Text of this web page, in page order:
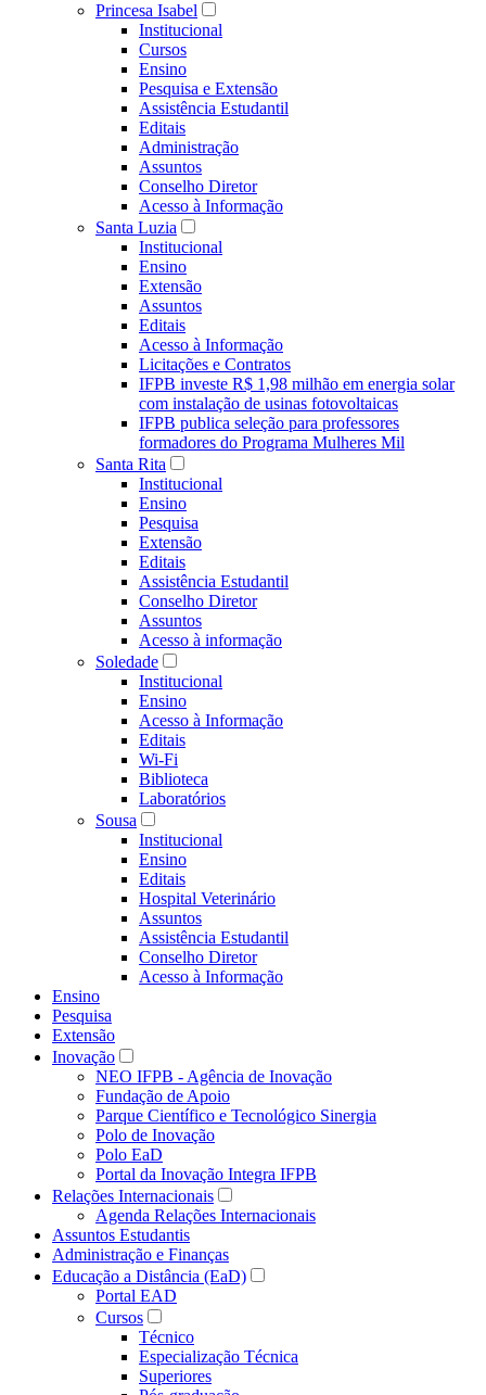
Princesa Isabel
Institucional
Cursos
Ensino
Pesquisa e Extensão
Assistência Estudantil
Editais
Administração
Assuntos
Conselho Diretor
Acesso à Informação
Santa Luzia
Institucional
Ensino
Extensão
Assuntos
Editais
Acesso à Informação
Licitações e Contratos
IFPB investe R$ 1,98 milhão em energia solar
com instalação de usinas fotovoltaicas
IFPB publica seleção para professores
formadores do Programa Mulheres Mil
Santa Rita
Institucional
Ensino
Pesquisa
Extensão
Editais
Assistência Estudantil
Conselho Diretor
Assuntos
Acesso à informação
Soledade
Institucional
Ensino
Acesso à Informação
Editais
Wi-Fi
Biblioteca
Laboratórios
Sousa
Institucional
Ensino
Editais
Hospital Veterinário
Assuntos
Assistência Estudantil
Conselho Diretor
Acesso à Informação
Ensino
Pesquisa
Extensão
Inovação
NEO IFPB - Agência de Inovação
Fundação de Apoio
Parque Científico e Tecnológico Sinergia
Polo de Inovação
Polo EaD
Portal da Inovação Integra IFPB
Relações Internacionais
Agenda Relações Internacionais
Assuntos Estudantis
Administração e Finanças
Educação a Distância (EaD)
Portal EAD
Cursos
Técnico
Especialização Técnica
Superiores